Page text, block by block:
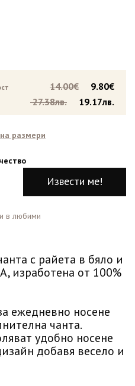
9.80€
14.00€
19.17лв.
27.38лв.
размери
Извести ме!
в любими
с райета в бяло и
изработена от 100%
ежедневно носене
чанта.
удобно носене
добавя весело и